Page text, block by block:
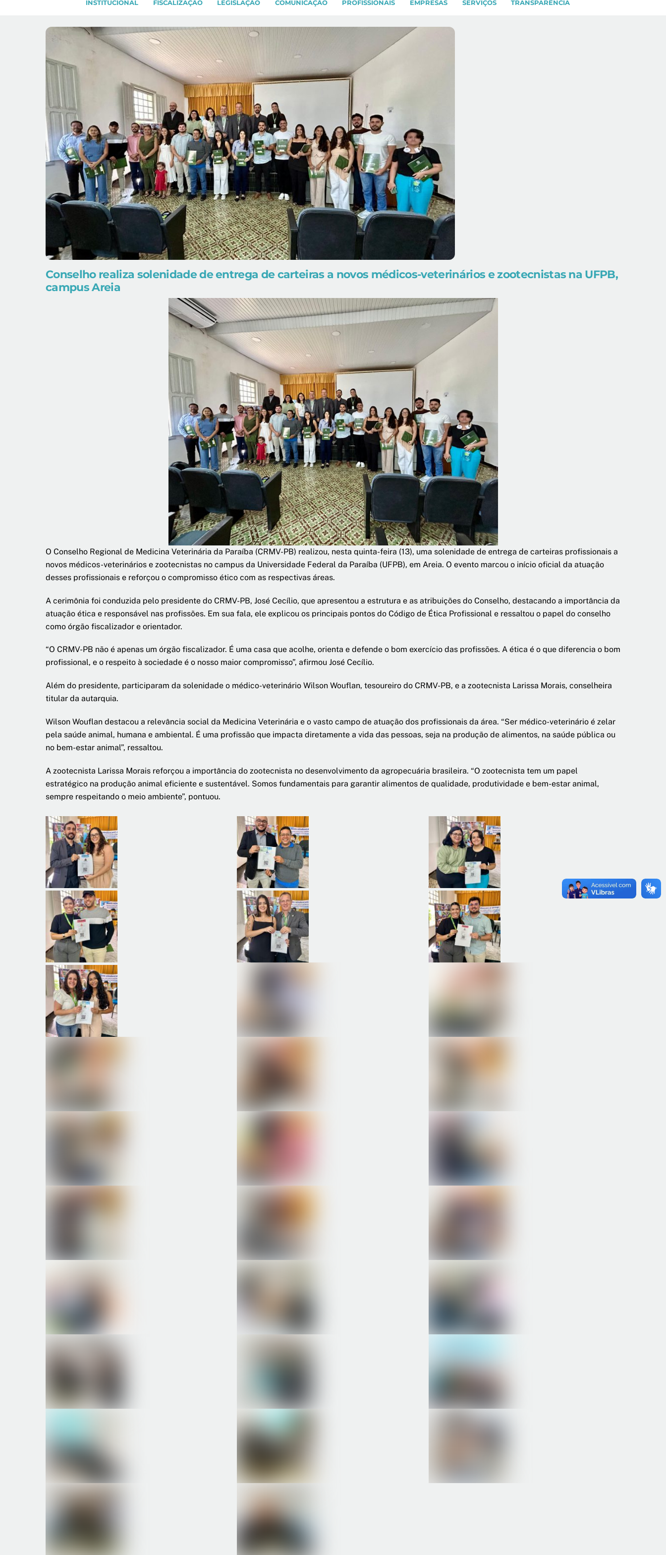
INSTITUCIONAL FISCALIZAÇÃO LEGISLAÇÃO COMUNICAÇÃO PROFISSIONAIS EMPRESAS SERVIÇOS TRANSPARÊNCIA
Conselho realiza solenidade de entrega de carteiras a novos médicos-veterinários e zootecnistas na UFPB,
campus Areia
O Conselho Regional de Medicina Veterinária da Paraíba (CRMV-PB) realizou, nesta quinta-feira (13), uma solenidade de entrega de carteiras profissionais a
novos médicos-veterinários e zootecnistas no campus da Universidade Federal da Paraíba (UFPB), em Areia. O evento marcou o início oficial da atuação
desses profissionais e reforçou o compromisso ético com as respectivas áreas.
A cerimônia foi conduzida pelo presidente do CRMV-PB, José Cecílio, que apresentou a estrutura e as atribuições do Conselho, destacando a importância da
atuação ética e responsável nas profissões. Em sua fala, ele explicou os principais pontos do Código de Ética Profissional e ressaltou o papel do conselho
como órgão fiscalizador e orientador.
“O CRMV-PB não é apenas um órgão fiscalizador. É uma casa que acolhe, orienta e defende o bom exercício das profissões. A ética é o que diferencia o bom
profissional, e o respeito à sociedade é o nosso maior compromisso”, afirmou José Cecílio.
Além do presidente, participaram da solenidade o médico-veterinário Wilson Wouflan, tesoureiro do CRMV-PB, e a zootecnista Larissa Morais, conselheira
titular da autarquia.
Wilson Wouflan destacou a relevância social da Medicina Veterinária e o vasto campo de atuação dos profissionais da área. “Ser médico-veterinário é zelar
pela saúde animal, humana e ambiental. É uma profissão que impacta diretamente a vida das pessoas, seja na produção de alimentos, na saúde pública ou
no bem-estar animal”, ressaltou.
A zootecnista Larissa Morais reforçou a importância do zootecnista no desenvolvimento da agropecuária brasileira. “O zootecnista tem um papel
estratégico na produção animal eficiente e sustentável. Somos fundamentais para garantir alimentos de qualidade, produtividade e bem-estar animal,
sempre respeitando o meio ambiente”, pontuou.